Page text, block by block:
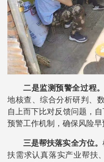
二是监测预警全过程。
地核查、综合分析研判、
自上而下比对反馈问题，
预警工作机制，确保风险早
三是帮扶落实全方位。
扶需求认真落实产业帮扶